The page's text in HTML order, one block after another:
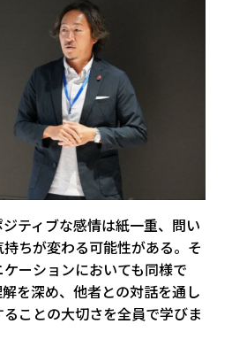
ティブな感情は紙一重、問い
ちが変わる可能性がある。そ
ーションにおいても同様で
を深め、他者との対話を通し
ことの大切さを全員で学びま